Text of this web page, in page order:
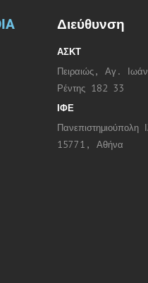
Διεύθυνση
ΑΣΚΤ
Πειραιώς, Αγ.
Ρέντης 182 33
ΙΦΕ
Πανεπιστημιούπολη
15771, Αθήνα